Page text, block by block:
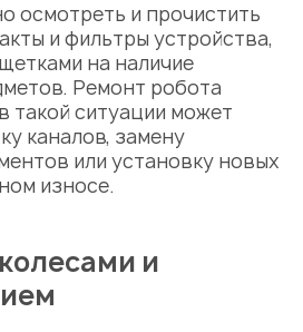
осмотреть и прочистить
и фильтры устройства,
на наличие
Ремонт робота
такой ситуации может
каналов, замену
или установку новых
износе.
и